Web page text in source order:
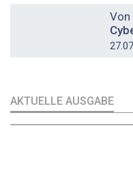
Von
AKTUELLE AUSGABE